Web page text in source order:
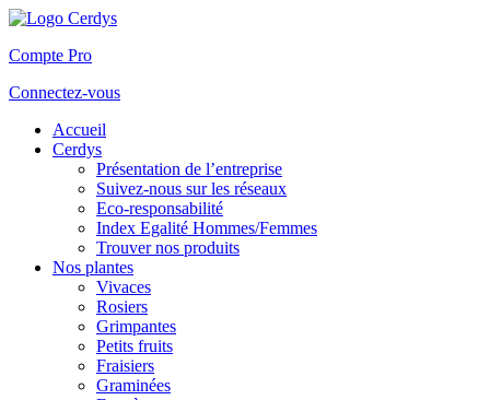
Compte Pro
Connectez-vous
Accueil
Cerdys
Présentation de l’entreprise
Suivez-nous sur les réseaux
Eco-responsabilité
Index Egalité Hommes/Femmes
Trouver nos produits
Nos plantes
Vivaces
Rosiers
Grimpantes
Petits fruits
Fraisiers
Graminées